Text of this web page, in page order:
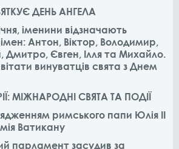
ДЕНЬ АНГЕЛА
іменини відзначають
Антон, Віктор, Володимир,
Дмитро, Євген, Ілля та Михайло.​
винуватців свята з Днем
МІЖНАРОДНІ СВЯТА ТА ПОДІЇ
римського папи Юлія II
Ватикану
парламент засудив за